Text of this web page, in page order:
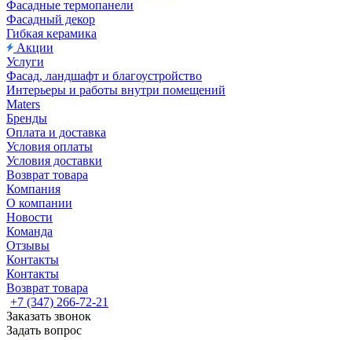
Фасадные термопанели
Фасадный декор
Гибкая керамика
Акции
Услуги
Фасад, ландшафт и благоустройство
Интерьеры и работы внутри помещений
Maters
Бренды
Оплата и доставка
Условия оплаты
Условия доставки
Возврат товара
Компания
О компании
Новости
Команда
Отзывы
Контакты
Контакты
Возврат товара
+7 (347) 266-72-21
Заказать звонок
Задать вопрос